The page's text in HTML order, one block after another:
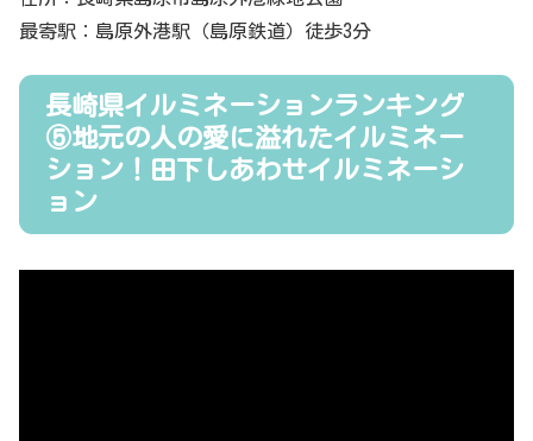
最寄駅：島原外港駅（島原鉄道）徒歩3分
長崎県イルミネーションランキング
⑤地元の人の愛に溢れたイルミネー
ション！田下しあわせイルミネーシ
ョン